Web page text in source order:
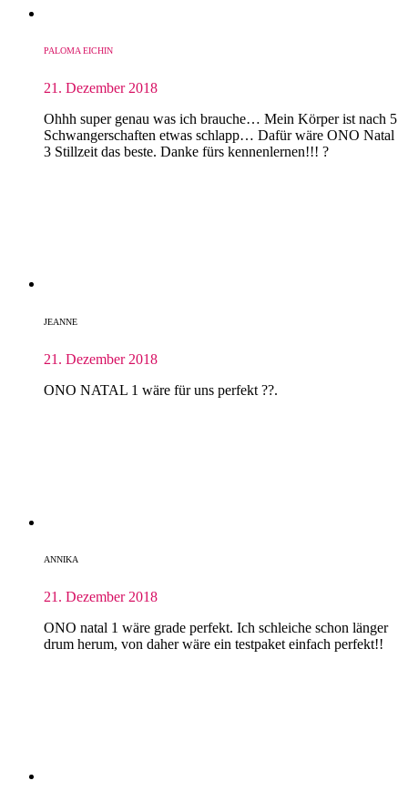
PALOMA EICHIN
21. Dezember 2018
Ohhh super genau was ich brauche… Mein Körper ist nach 5
Schwangerschaften etwas schlapp… Dafür wäre ONO Natal
3 Stillzeit das beste. Danke fürs kennenlernen!!! ?
JEANNE
21. Dezember 2018
ONO NATAL 1 wäre für uns perfekt ??.
ANNIKA
21. Dezember 2018
ONO natal 1 wäre grade perfekt. Ich schleiche schon länger
drum herum, von daher wäre ein testpaket einfach perfekt!!